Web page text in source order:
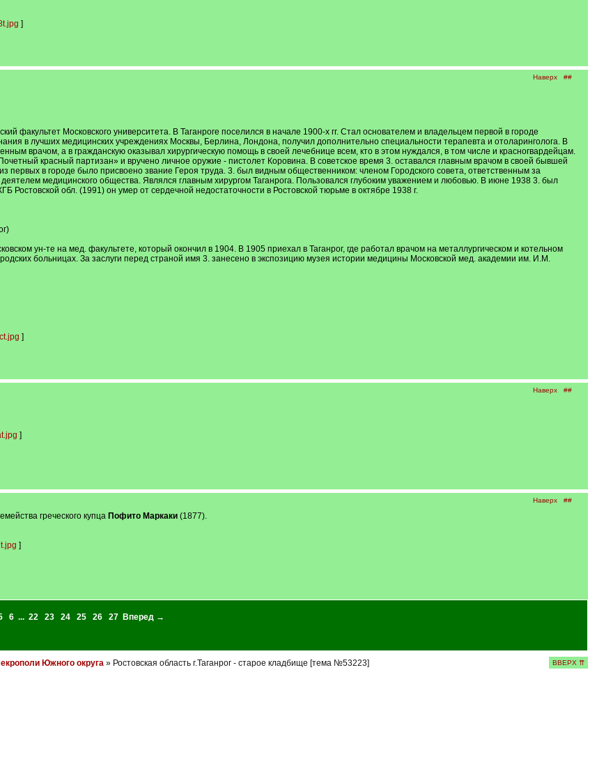
]
Наверх ##
факультет Московского университета. В Таганроге поселился в начале 1900-х гг. Стал основателем и владельцем первой в городе
в лучших медицинских учреждениях Москвы, Берлина, Лондона, получил дополнительно специальности терапевта и отоларинголога. В
врачом, а в гражданскую оказывал хирургическую помощь в своей лечебнице всем, кто в этом нуждался, в том числе и красногвардейцам.
красный партизан» и вручено личное оружие - пистолет Коровина. В советское время 3. оставался главным врачом в своей бывшей
первых в городе было присвоено звание Героя труда. 3. был видным общественником: членом Городского совета, ответственным за
медицинского общества. Являлся главным хирургом Таганрога. Пользовался глубоким уважением и любовью. В июне 1938 3. был
Ростовской обл. (1991) он умер от сердечной недостаточности в Ростовской тюрьме в октябре 1938 г.
ун-те на мед. факультете, который окончил в 1904. В 1905 приехал в Таганрог, где работал врачом на металлургическом и котельном
больницах. За заслуги перед страной имя 3. занесено в экспозицию музея истории медицины Московской мед. академии им. И.М.
]
Наверх ##
]
Наверх ##
греческого купцаПофито Маркаки (1877).
]
6 ... 22 23 24 25 26 27
Вперед →
Южного округа» Ростовская область г.Таганрог - старое кладбище [тема №53223] ВВЕРХ ⇈